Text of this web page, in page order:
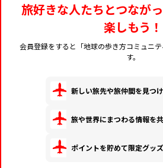
旅好きな人たちとつなが
楽しもう！
会員登録をすると「地球の歩き方コミュニ
す。
新しい旅先や旅仲間を見つ
旅や世界にまつわる情報を
ポイントを貯めて限定グッ